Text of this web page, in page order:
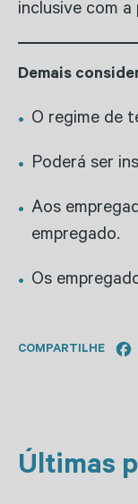
inclusive com
Demais
O regime de
Poderá ser
Aos
empregado.
Os
COMPARTILHE
Últimas